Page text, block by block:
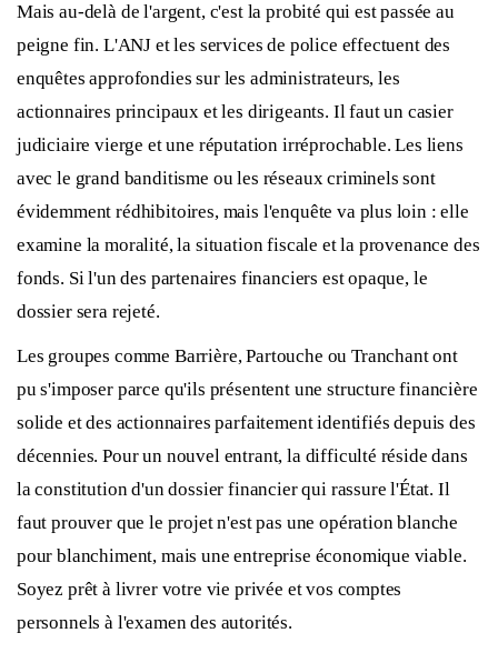
Mais au-delà de l'argent, c'est la probité qui est passée au
peigne fin. L'ANJ et les services de police effectuent des
enquêtes approfondies sur les administrateurs, les
actionnaires principaux et les dirigeants. Il faut un casier
judiciaire vierge et une réputation irréprochable. Les liens
avec le grand banditisme ou les réseaux criminels sont
évidemment rédhibitoires, mais l'enquête va plus loin : elle
examine la moralité, la situation fiscale et la provenance des
fonds. Si l'un des partenaires financiers est opaque, le
dossier sera rejeté.
Les groupes comme Barrière, Partouche ou Tranchant ont
pu s'imposer parce qu'ils présentent une structure financière
solide et des actionnaires parfaitement identifiés depuis des
décennies. Pour un nouvel entrant, la difficulté réside dans
la constitution d'un dossier financier qui rassure l'État. Il
faut prouver que le projet n'est pas une opération blanche
pour blanchiment, mais une entreprise économique viable.
Soyez prêt à livrer votre vie privée et vos comptes
personnels à l'examen des autorités.